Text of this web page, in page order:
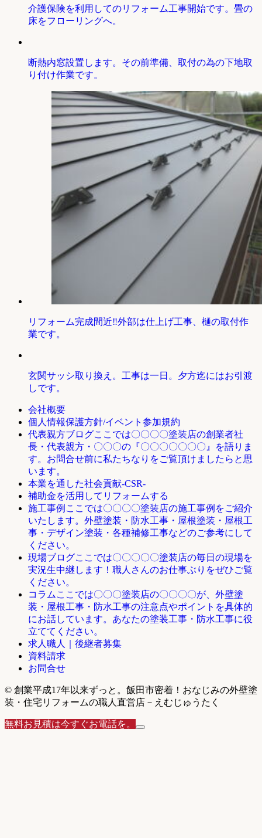
介護保険を利用してのリフォーム工事開始です。畳の
床をフローリングへ。
断熱内窓設置します。その前準備、取付の為の下地取
り付け作業です。
リフォーム完成間近‼外部は仕上げ工事、樋の取付作
業です。
玄関サッシ取り換え。工事は一日。夕方迄にはお引渡
しです。
会社概要
個人情報保護方針/イベント参加規約
代表親方ブログここでは〇〇〇〇塗装店の創業者社
長・代表親方・〇〇〇の『〇〇〇〇〇〇〇』を語りま
す。お問合せ前に私たちなりをご覧頂けましたらと思
います。
本業を通した社会貢献-CSR-
補助金を活用してリフォームする
施工事例 ここでは〇〇〇〇塗装店の施工事例をご紹介
いたします。外壁塗装・防水工事・屋根塗装・屋根工
事・デザイン塗装・各種補修工事などのご参考にして
ください。
現場ブログここでは〇〇〇〇〇塗装店の毎日の現場を
実況生中継します！職人さんのお仕事ぶりをぜひご覧
ください。
コラム ここでは〇〇〇塗装店の〇〇〇〇が、外壁塗
装・屋根工事・防水工事の注意点やポイントを具体的
にお話しています。あなたの塗装工事・防水工事に役
立ててください。
求人職人｜後継者募集
資料請求
お問合せ
© 創業平成17年以来ずっと。飯田市密着！おなじみの外壁塗
装・住宅リフォームの職人直営店－えむじゅうたく
無料お見積は今すぐお電話を。